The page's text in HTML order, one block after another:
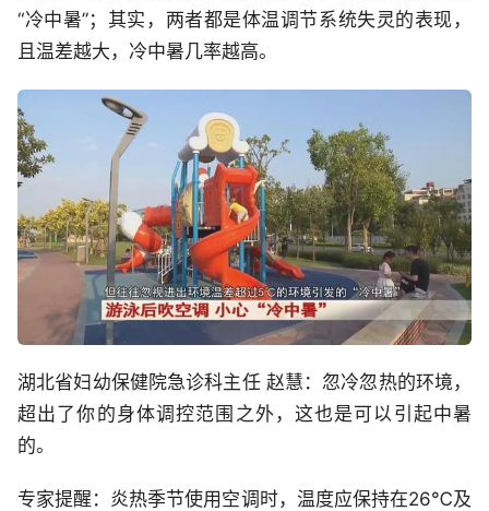
“冷中暑”；其实，两者都是体温调节系统失灵的表现，
且温差越大，冷中暑几率越高。
湖北省妇幼保健院急诊科主任 赵慧：忽冷忽热的环境，
超出了你的身体调控范围之外，这也是可以引起中暑
的。
专家提醒：炎热季节使用空调时，温度应保持在26℃及